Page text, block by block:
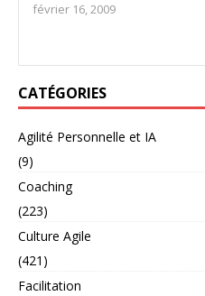
février 16, 2009
CATÉGORIES
Agilité Personnelle et IA
(9)
Coaching
(223)
Culture Agile
(421)
Facilitation